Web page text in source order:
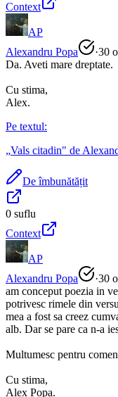
Context
AP
Alexandru Popa
·30
Da. Aveti mare dreptate.
Cu stima,
Alex.
Pe textul:
„Vals citadin" de
De îmbunătățit
0 suflu
Context
AP
Alexandru Popa
·30
am conceput poezia in
potrivesc rimele din
mea a fost sa creez
alb. Dar se pare ca n-a
Multumesc pentru
Cu stima,
Alex Popa.